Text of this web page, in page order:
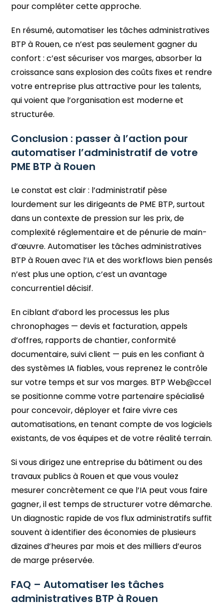
pour compléter cette approche.
En résumé, automatiser les tâches administratives
BTP à Rouen, ce n’est pas seulement gagner du
confort : c’est sécuriser vos marges, absorber la
croissance sans explosion des coûts fixes et rendre
votre entreprise plus attractive pour les talents,
qui voient que l’organisation est moderne et
structurée.
Conclusion : passer à l’action pour
automatiser l’administratif de votre
PME BTP à Rouen
Le constat est clair : l’administratif pèse
lourdement sur les dirigeants de PME BTP, surtout
dans un contexte de pression sur les prix, de
complexité réglementaire et de pénurie de main-
d’œuvre. Automatiser les tâches administratives
BTP à Rouen avec l’IA et des workflows bien pensés
n’est plus une option, c’est un avantage
concurrentiel décisif.
En ciblant d’abord les processus les plus
chronophages — devis et facturation, appels
d’offres, rapports de chantier, conformité
documentaire, suivi client — puis en les confiant à
des systèmes IA fiables, vous reprenez le contrôle
sur votre temps et sur vos marges. BTP Web@ccel
se positionne comme votre partenaire spécialisé
pour concevoir, déployer et faire vivre ces
automatisations, en tenant compte de vos logiciels
existants, de vos équipes et de votre réalité terrain.
Si vous dirigez une entreprise du bâtiment ou des
travaux publics à Rouen et que vous voulez
mesurer concrètement ce que l’IA peut vous faire
gagner, il est temps de structurer votre démarche.
Un diagnostic rapide de vos flux administratifs suffit
souvent à identifier des économies de plusieurs
dizaines d’heures par mois et des milliers d’euros
de marge préservée.
FAQ – Automatiser les tâches
administratives BTP à Rouen